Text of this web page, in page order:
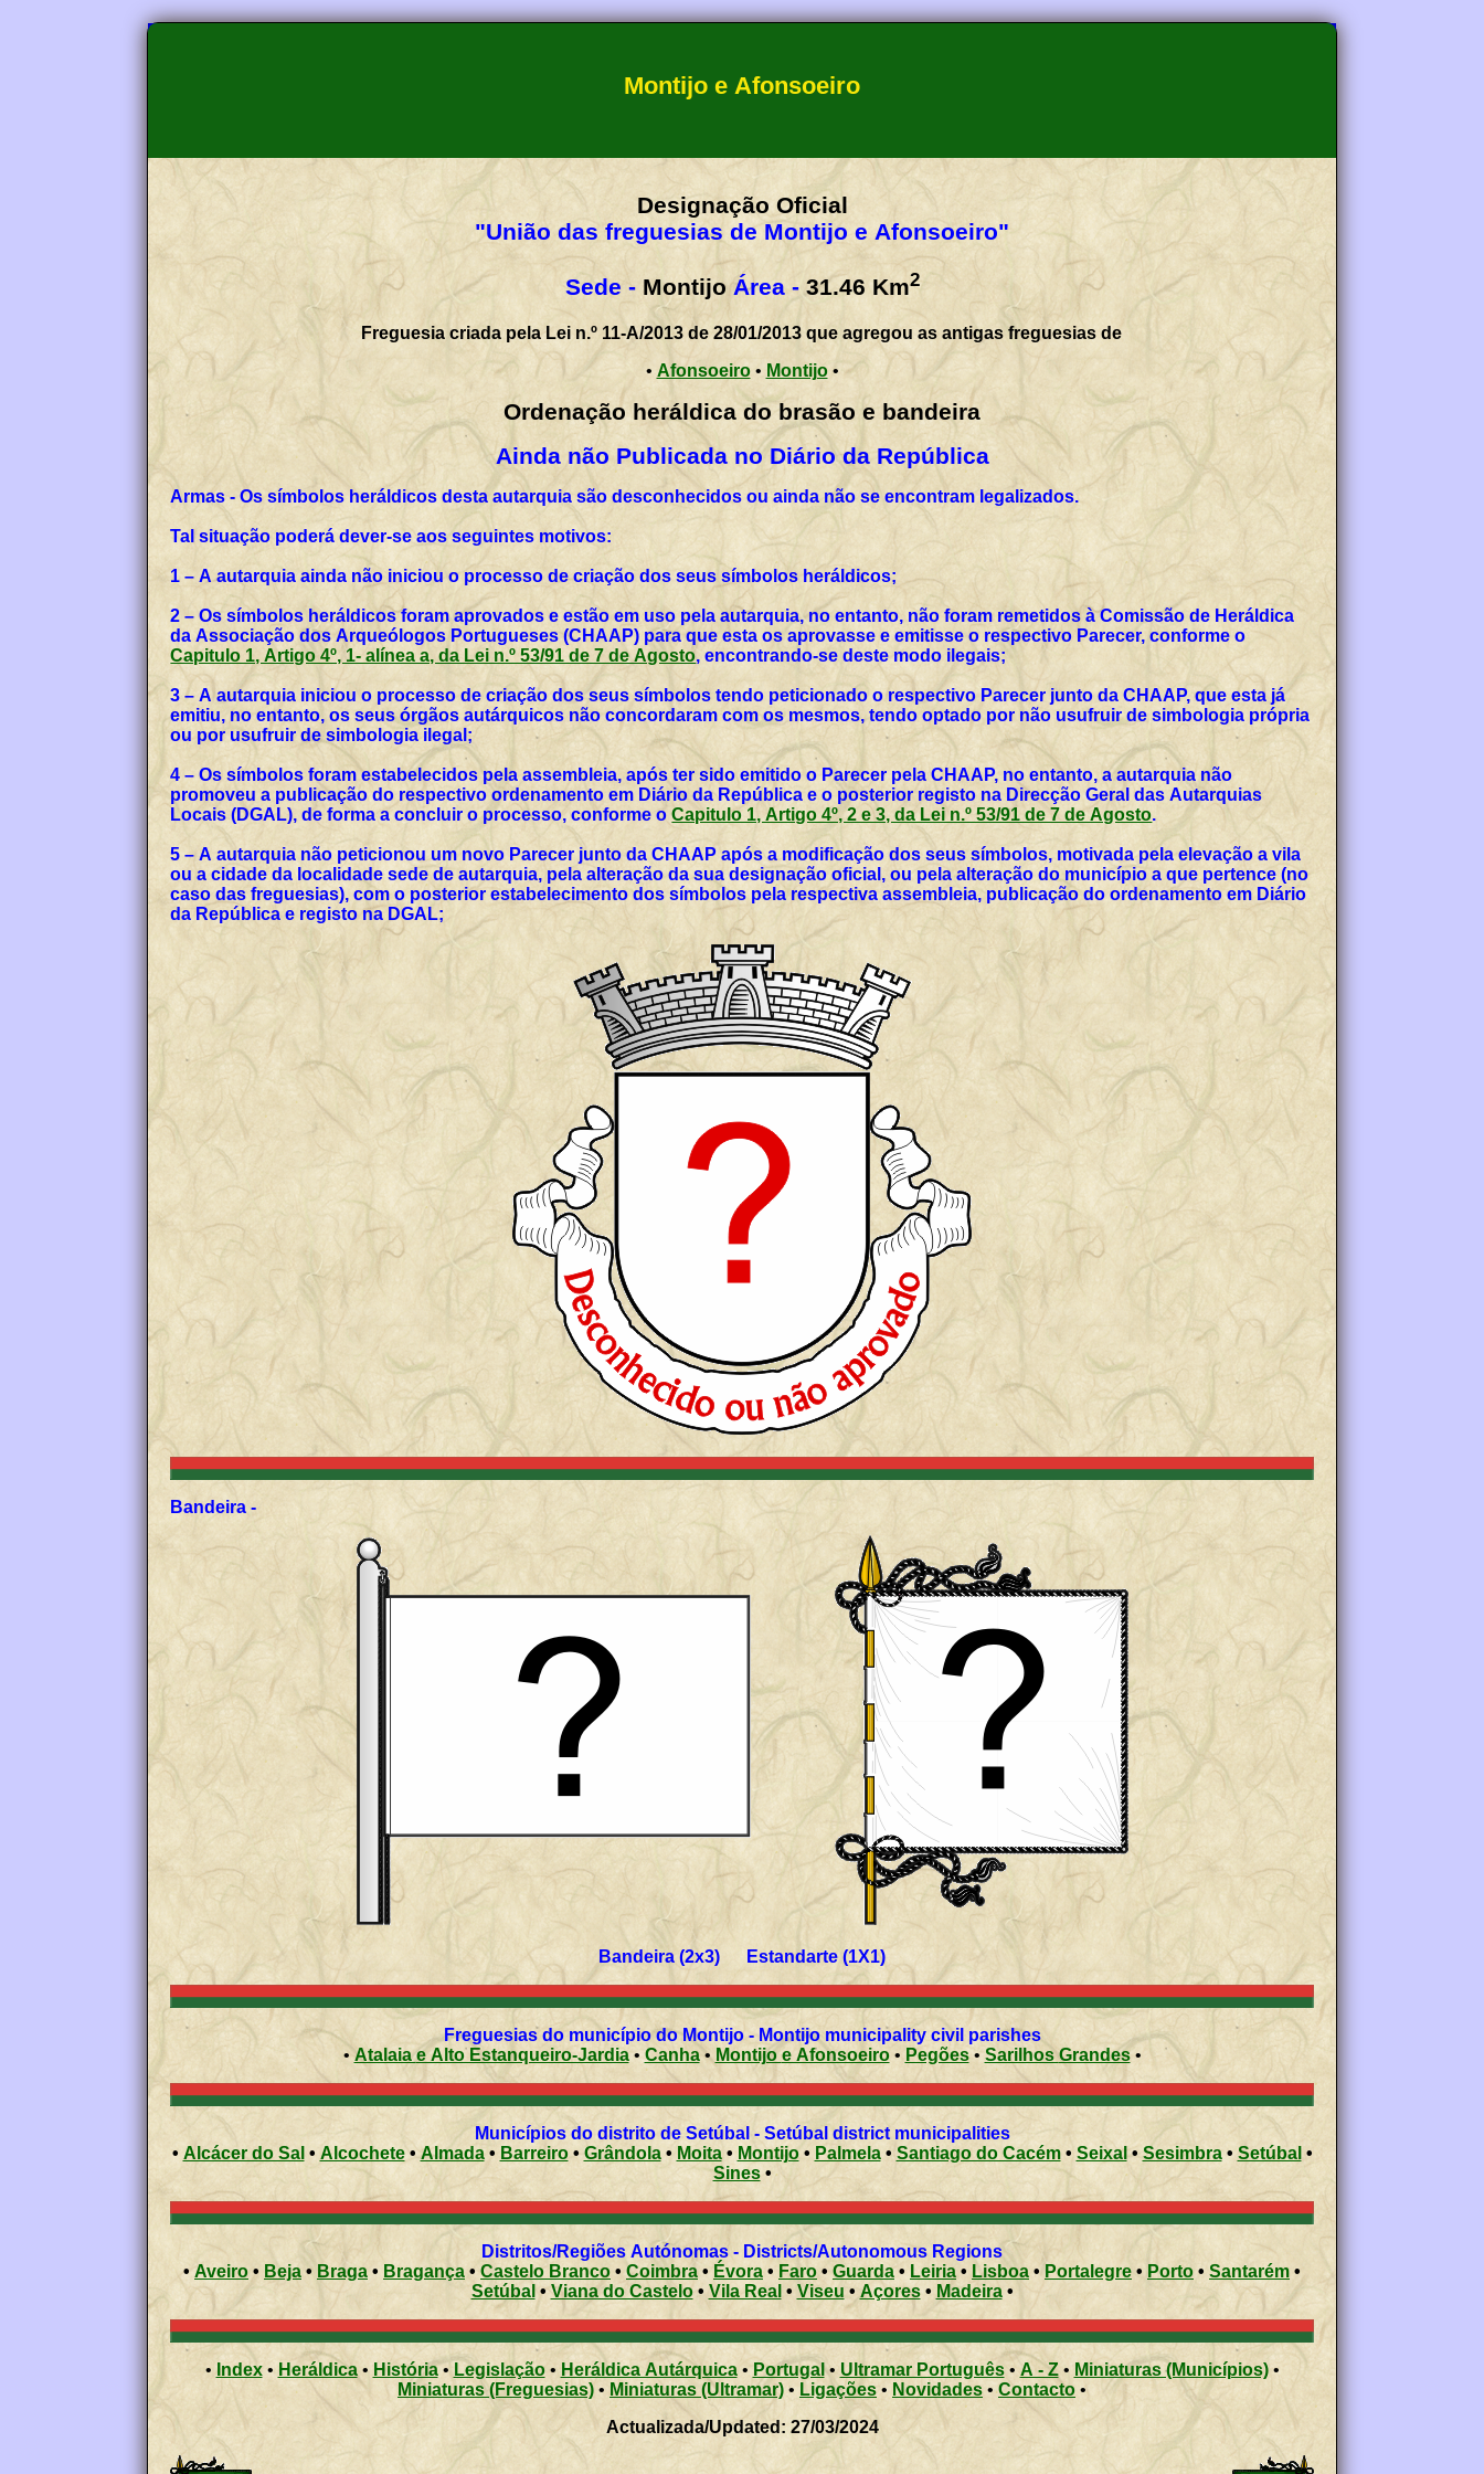
Montijo e Afonsoeiro
Designação Oficial
"União das freguesias de Montijo e Afonsoeiro"
Sede - Montijo Área - 31.46 Km2
Freguesia criada pela Lei n.º 11-A/2013 de 28/01/2013 que agregou as antigas freguesias de
• Afonsoeiro• Montijo•
Ordenação heráldica do brasão e bandeira
Ainda não Publicada no Diário da República
Armas - Os símbolos heráldicos desta autarquia são desconhecidos ou ainda não se encontram legalizados.
Tal situação poderá dever-se aos seguintes motivos:
1 – A autarquia ainda não iniciou o processo de criação dos seus símbolos heráldicos;
2 – Os símbolos heráldicos foram aprovados e estão em uso pela autarquia, no entanto, não foram remetidos à Comissão de Heráldica
da Associação dos Arqueólogos Portugueses (CHAAP) para que esta os aprovasse e emitisse o respectivo Parecer, conforme o
Capitulo 1, Artigo 4º, 1- alínea a, da Lei n.º 53/91 de 7 de Agosto, encontrando-se deste modo ilegais;
3 – A autarquia iniciou o processo de criação dos seus símbolos tendo peticionado o respectivo Parecer junto da CHAAP, que esta já
emitiu, no entanto, os seus órgãos autárquicos não concordaram com os mesmos, tendo optado por não usufruir de simbologia própria
ou por usufruir de simbologia ilegal;
4 – Os símbolos foram estabelecidos pela assembleia, após ter sido emitido o Parecer pela CHAAP, no entanto, a autarquia não
promoveu a publicação do respectivo ordenamento em Diário da República e o posterior registo na Direcção Geral das Autarquias
Locais (DGAL), de forma a concluir o processo, conforme oCapitulo 1, Artigo 4º, 2 e 3, da Lei n.º 53/91 de 7 de Agosto.
5 – A autarquia não peticionou um novo Parecer junto da CHAAP após a modificação dos seus símbolos, motivada pela elevação a vila
ou a cidade da localidade sede de autarquia, pela alteração da sua designação oficial, ou pela alteração do município a que pertence (no
caso das freguesias), com o posterior estabelecimento dos símbolos pela respectiva assembleia, publicação do ordenamento em Diário
da República e registo na DGAL;
Bandeira -
Bandeira (2x3) Estandarte (1X1)
Freguesias do município do Montijo - Montijo municipality civil parishes
•
Atalaia e Alto Estanqueiro-Jardia•Canha• Montijo e Afonsoeiro• Pegões• Sarilhos Grandes•
Municípios do distrito de Setúbal - Setúbal district municipalities
• Alcácer do Sal • Alcochete•Almada• Barreiro• Grândola• Moita• Montijo• Palmela• Santiago do Cacém• Seixal • Sesimbra• Setúbal •
Sines•
Distritos/Regiões Autónomas - Districts/Autonomous Regions
•Aveiro • Beja • Braga • Bragança •Castelo Branco • Coimbra • Évora • Faro • Guarda• Leiria • Lisboa • Portalegre • Porto • Santarém •
Setúbal •Viana do Castelo• Vila Real • Viseu • Açores • Madeira •
•Index• Heráldica• História • Legislação • Heráldica Autárquica•Portugal • Ultramar Português• A - Z• Miniaturas (Municípios)•
Miniaturas (Freguesias) • Miniaturas (Ultramar) • Ligações • Novidades •Contacto •
Actualizada/Updated: 27/03/2024